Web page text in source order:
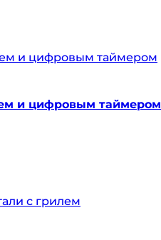
и цифровым таймером